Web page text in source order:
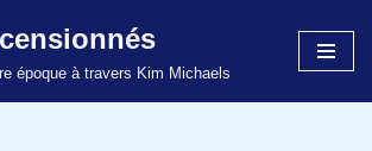
époque à travers Kim Michaels